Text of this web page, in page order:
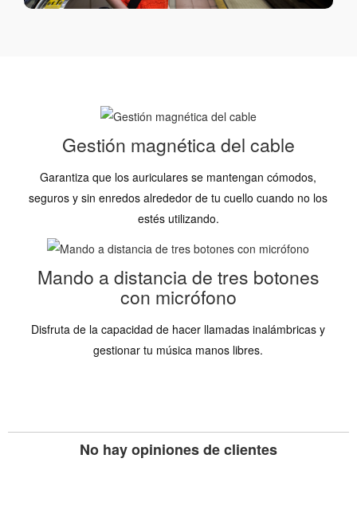
Gestión magnética del cable
Garantiza que los auriculares se mantengan cómodos,
seguros y sin enredos alrededor de tu cuello cuando no los
estés utilizando.
Mando a distancia de tres botones
con micrófono
Disfruta de la capacidad de hacer llamadas inalámbricas y
gestionar tu música manos libres.
No hay opiniones de clientes